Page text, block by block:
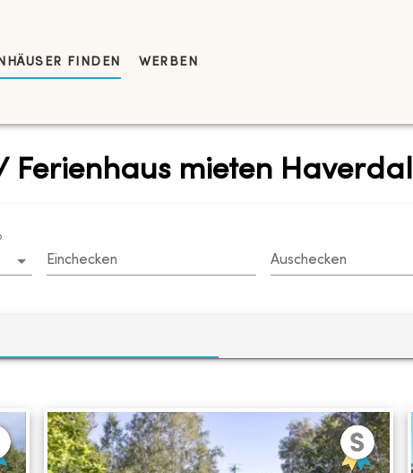
FINDEN WERBEN
Ferienhaus mieten Haverdal
Einchecken Auschecken